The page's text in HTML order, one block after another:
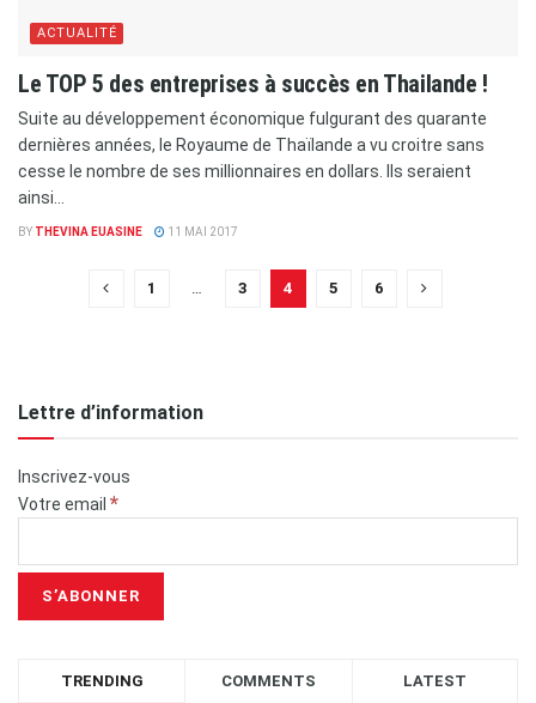
ACTUALITÉ
Le TOP 5 des entreprises à succès en Thailande !
Suite au développement économique fulgurant des quarante
dernières années, le Royaume de Thaïlande a vu croitre sans
cesse le nombre de ses millionnaires en dollars. Ils seraient
ainsi...
BY THEVINA EUASINE 11 MAI 2017
1 … 3 4 5 6
Lettre d’information
Inscrivez-vous
Votre email *
TRENDING COMMENTS LATEST